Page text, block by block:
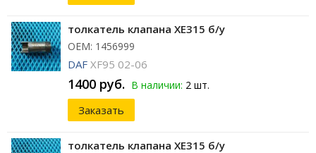
толкатель клапана XE315 б/у
ОЕМ: 1456999
DAF XF95 02-06
1400 руб. В наличии: 2 шт.
Заказать
толкатель клапана XE315 б/у